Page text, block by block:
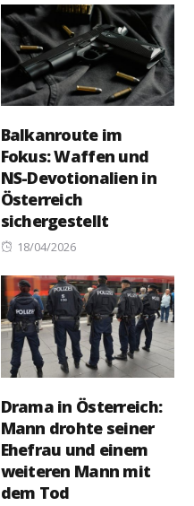
Balkanroute im
Fokus: Waffen und
NS-Devotionalien in
Österreich
sichergestellt
Posted
18/04/2026
Drama in Österreich:
Mann drohte seiner
Ehefrau und einem
weiteren Mann mit
dem Tod